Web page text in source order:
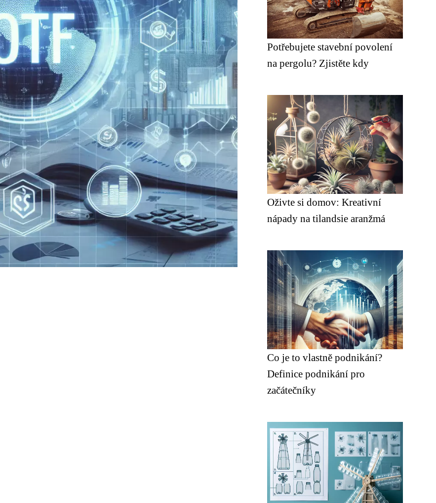
Potřebujete stavební povolení
na pergolu? Zjistěte kdy
Oživte si domov: Kreativní
nápady na tilandsie aranžmá
Co je to vlastně podnikání?
Definice podnikání pro
začátečníky